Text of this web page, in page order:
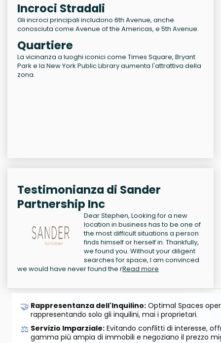
Incroci Stradali
Gli incroci principali includono 6th Avenue, anche
conosciuta come Avenue of the Americas, e 5th Avenue.
Quartiere
La vicinanza a luoghi iconici come Times Square, Bryant
Park e la New York Public Library aumenta l'attrattiva della
zona.
Testimonianza di Sander
Partnership Inc
Dear Stephen, Looking for a new
location in business has to be one of
the most difficult situations a person
finds himself or herself in. Thankfully,
we found you. Without your diligent
searches for space, I am convinced
we would have never found the rRead more
🤝 Rappresentanza dell'Inquilino: Optimal Spaces
rappresentando solo gli inquilini, mai i proprietari.
⚖️ Servizio Imparziale: Evitando conflitti di interesse,
gamma più ampia di immobili e negoziano il prezzo